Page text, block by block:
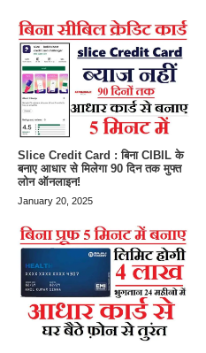
Slice Credit Card : बिना CIBIL के
बनाए आधार से मिलेगा 90 दिन तक मुफ्त
लोन ऑनलाइन!
January 20, 2025